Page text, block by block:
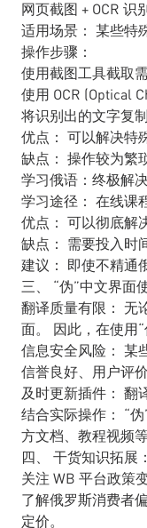
网页截图 + OCR
适用场景： 某些特
操作步骤：
使用截图工具截取
使用 OCR (Optical
将识别出的文字复
优点： 可以解决特
缺点： 操作较为繁
学习俄语：终极解
学习途径： 在线课
优点： 可以彻底解
缺点： 需要投入时
建议： 即使不精通
三、 “伪”中文界面
翻译质量有限： 无
面。 因此，在使用
信息安全风险： 某
信誉良好、用户评
及时更新插件： 翻
结合实际操作： “
方文档、教程视频
四、 干货知识拓展
关注 WB 平台政策
了解俄罗斯消费者
定价。